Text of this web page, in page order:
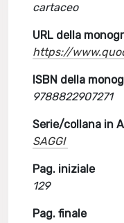
cartaceo
URL della
https://
ISBN della
9788822907271
Serie/collana in
SAGGI
Pag. iniziale
129
Pag. finale